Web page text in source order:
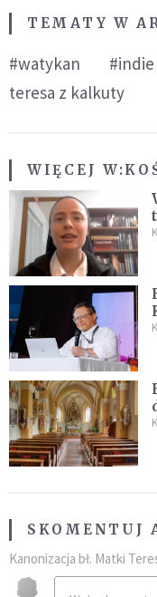
TEMATY W
#watykan #indie
teresa z kalkuty
WIĘCEJ W:
SKOMENTUJ
Kanonizacja bł. Matki